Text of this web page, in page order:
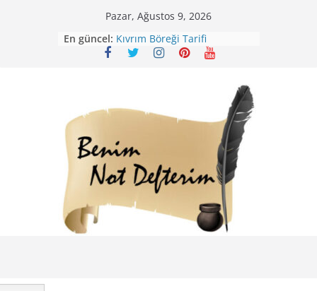
Pazar, Ağustos 9, 2026
En güncel:
Mirik Köfte Tarifi – Sivas
Kıvrım Böreği Tarifi
Karabuğday Pilavı Tarifi